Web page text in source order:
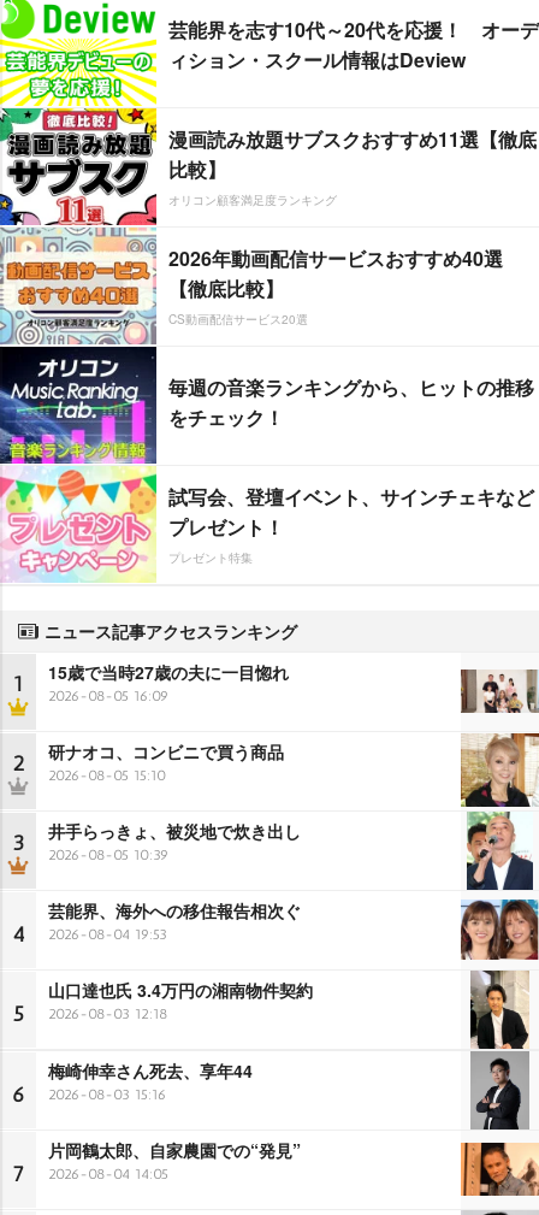
芸能界を志す10代～20代を応援！ オーデ
ィション・スクール情報はDeview
漫画読み放題サブスクおすすめ11選【徹底
比較】
オリコン顧客満足度ランキング
2026年動画配信サービスおすすめ40選
【徹底比較】
CS動画配信サービス20選
毎週の音楽ランキングから、ヒットの推移
をチェック！
試写会、登壇イベント、サインチェキなど
プレゼント！
プレゼント特集
ニュース記事アクセスランキング
1 15歳で当時27歳の夫に一目惚れ
2026-08-05 16:09
2 研ナオコ、コンビニで買う商品
2026-08-05 15:10
3 井手らっきょ、被災地で炊き出し
2026-08-05 10:39
4
芸能界、海外への移住報告相次ぐ
2026-08-04 19:53
5
山口達也氏 3.4万円の湘南物件契約
2026-08-03 12:18
6
梅崎伸幸さん死去、享年44
2026-08-03 15:16
7
片岡鶴太郎、自家農園での“発見”
2026-08-04 14:05